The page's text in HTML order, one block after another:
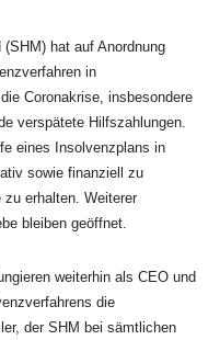
hat auf Anordnung
in
Coronakrise, insbesondere
verspätete Hilfszahlungen.
eines Insolvenzplans in
sowie finanziell zu
zu erhalten. Weiterer
bleiben geöffnet.
weiterhin als CEO und
die
der SHM bei sämtlichen